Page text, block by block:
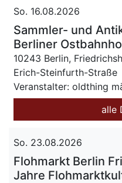
So. 16.08.2026
Sammler- und
Berliner
10243 Berlin,
Erich-Steinfurth-Straße
Veranstalter: oldthing
alle
So. 23.08.2026
Flohmarkt Berlin
Jahre